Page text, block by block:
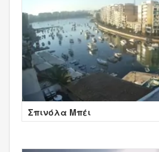
Σπινόλα Μπέι